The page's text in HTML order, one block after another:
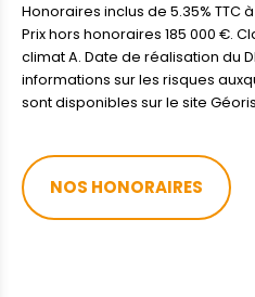
Honoraires inclus de 5.35% TTC
Prix hors honoraires 185 000 €.
climat A. Date de réalisation du
informations sur les risques
sont disponibles sur le site
NOS HONORAIRES